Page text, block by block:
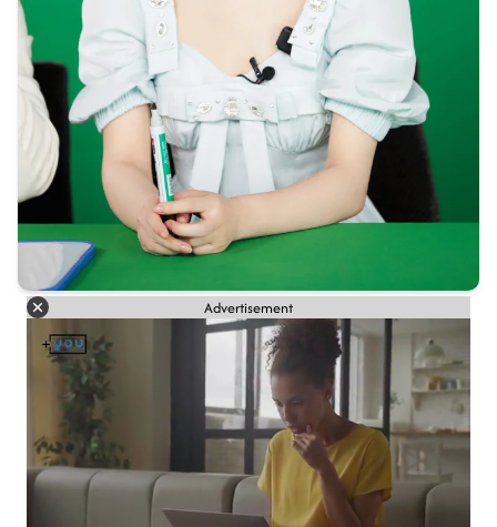
Advertisement